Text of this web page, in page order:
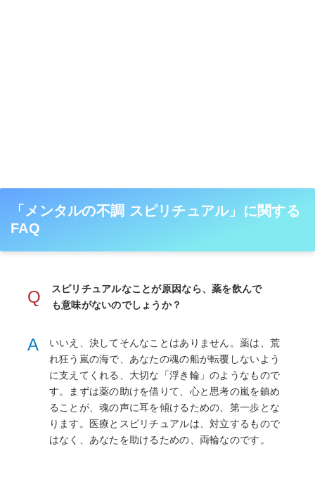
「メンタルの不調 スピリチュアル」に関する
FAQ
Q
スピリチュアルなことが原因なら、薬を飲んで
も意味がないのでしょうか？
A
いいえ、決してそんなことはありません。薬は、荒
れ狂う嵐の海で、あなたの魂の船が転覆しないよう
に支えてくれる、大切な「浮き輪」のようなもので
す。まずは薬の助けを借りて、心と思考の嵐を鎮め
ることが、魂の声に耳を傾けるための、第一歩とな
ります。医療とスピリチュアルは、対立するもので
はなく、あなたを助けるための、両輪なのです。